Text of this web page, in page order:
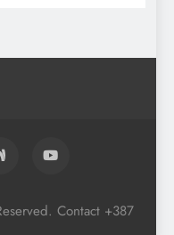
Contact +387